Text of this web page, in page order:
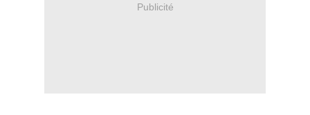
Publicité